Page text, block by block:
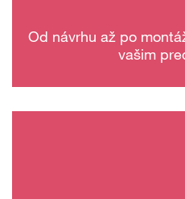
Od návrhu až po
vašim